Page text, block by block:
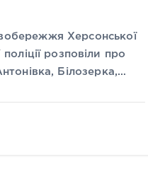
Херсонської
розповіли про
Білозерка,…